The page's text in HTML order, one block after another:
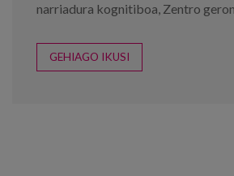
narriadura kognitiboa, Zentro
GEHIAGO IKUSI